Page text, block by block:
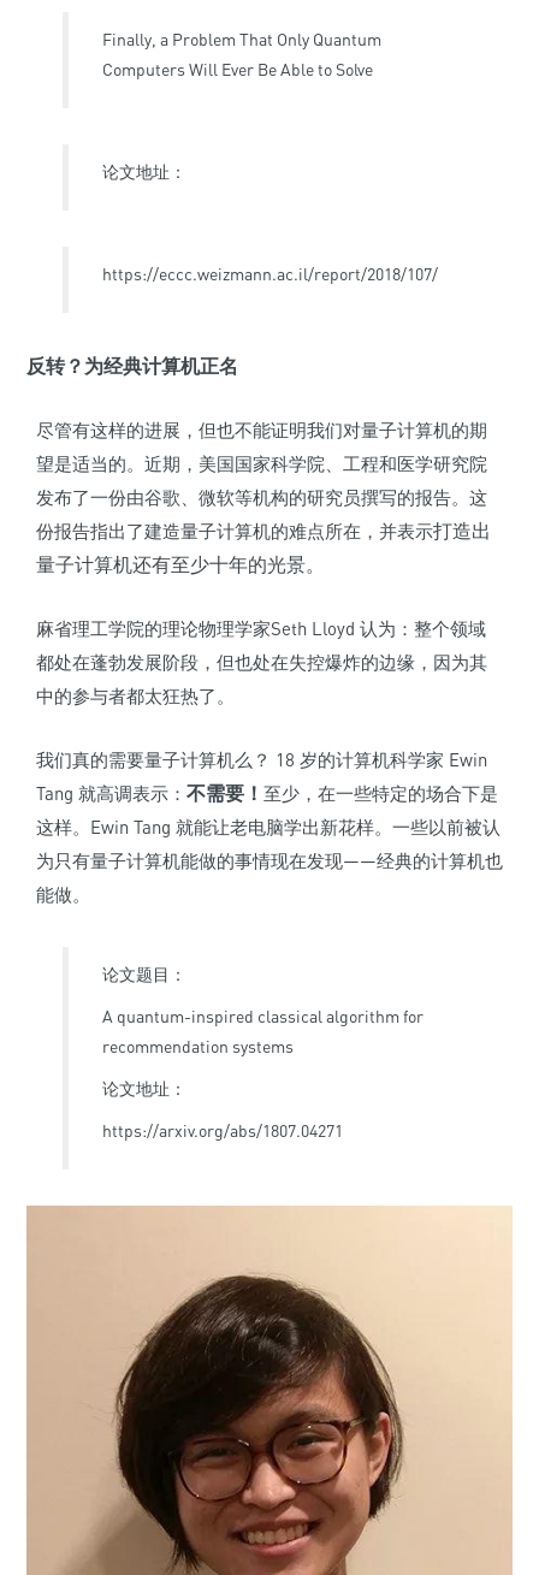
Finally, a Problem That Only Quantum
Computers Will Ever Be Able to Solve
论文地址：
https://eccc.weizmann.ac.il/report/2018/107/
反转？为经典计算机正名
尽管有这样的进展，但也不能证明我们对量子计算机的期
望是适当的。近期，美国国家科学院、工程和医学研究院
发布了一份由谷歌、微软等机构的研究员撰写的报告。这
份报告指出了建造量子计算机的难点所在，并表示打造出
量子计算机还有至少十年的光景。
麻省理工学院的理论物理学家Seth Lloyd 认为：整个领域
都处在蓬勃发展阶段，但也处在失控爆炸的边缘，因为其
中的参与者都太狂热了。
我们真的需要量子计算机么？ 18 岁的计算机科学家 Ewin
Tang 就高调表示： 不需要！ 至少，在一些特定的场合下是
这样。Ewin Tang 就能让老电脑学出新花样。一些以前被认
为只有量子计算机能做的事情现在发现——经典的计算机也
能做。
论文题目：
A quantum-inspired classical algorithm for
recommendation systems
论文地址：
https://arxiv.org/abs/1807.04271